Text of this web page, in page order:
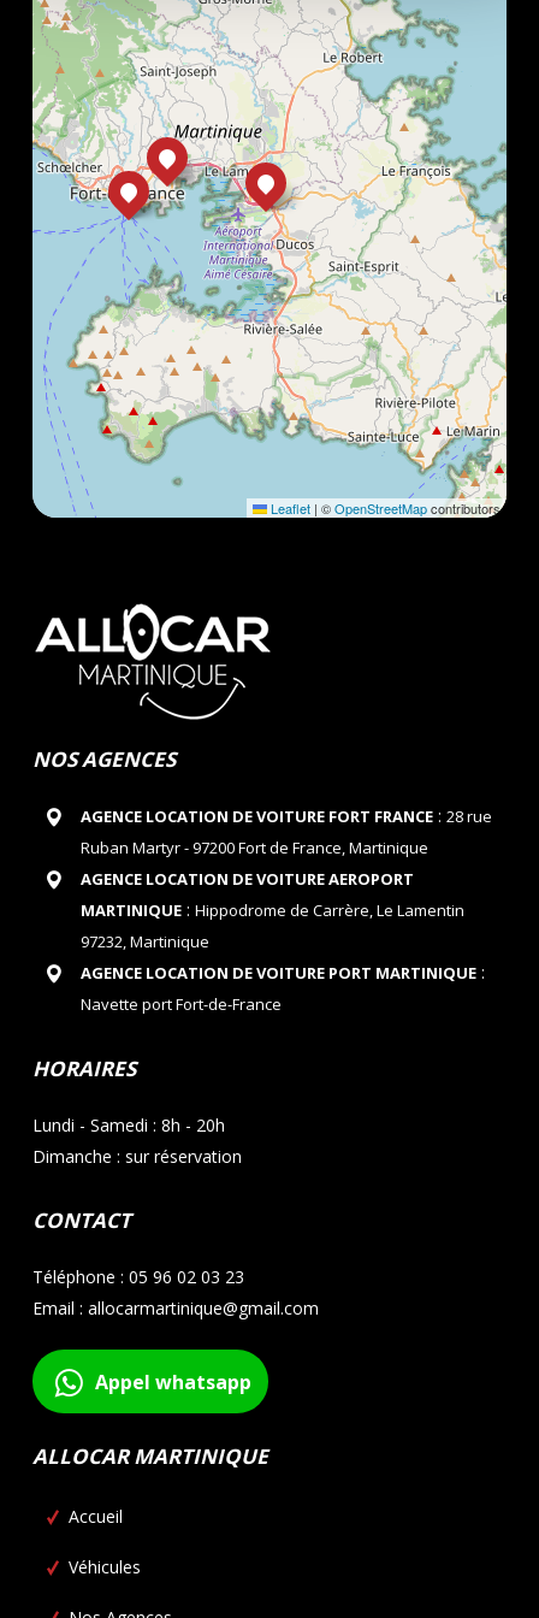
Leaflet | ©OpenStreetMapcontributors
NOS AGENCES
AGENCE LOCATION DE VOITURE FORT FRANCE: 28 rue
Ruban Martyr - 97200 Fort de France, Martinique
AGENCE LOCATION DE VOITURE AEROPORT
MARTINIQUE: Hippodrome de Carrère, Le Lamentin
97232, Martinique
AGENCE LOCATION DE VOITURE PORT MARTINIQUE:
Navette port Fort-de-France
HORAIRES
Lundi - Samedi : 8h - 20h
Dimanche : sur réservation
CONTACT
Téléphone : 05 96 02 03 23
Email : allocarmartinique@gmail.com
Appel whatsapp
ALLOCAR MARTINIQUE
Accueil
Véhicules